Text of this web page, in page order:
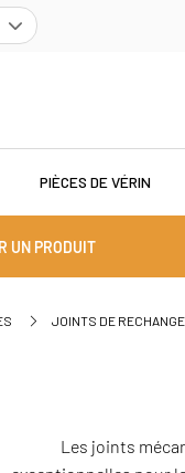
PIÈCES DE VÉRIN
UN PRODUIT
JOINTS DE
Les joints